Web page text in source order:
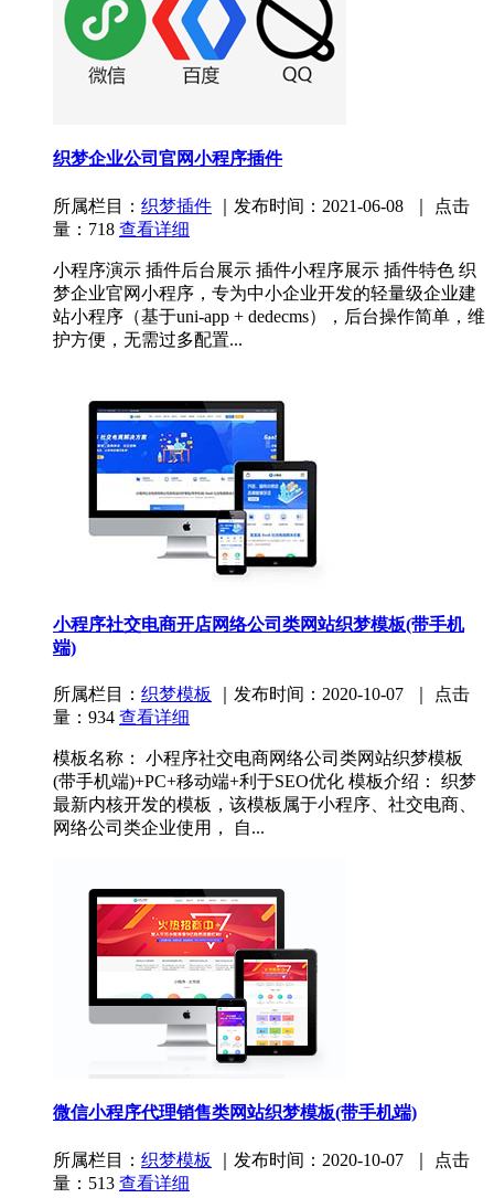
织梦企业公司官网小程序插件
所属栏目： 织梦插件 ｜发布时间：2021-06-08 ｜ 点击
量：718 查看详细
小程序演示 插件后台展示 插件小程序展示 插件特色 织
梦企业官网小程序，专为中小企业开发的轻量级企业建
站小程序（基于uni-app + dedecms），后台操作简单，维
护方便，无需过多配置...
小程序社交电商开店网络公司类网站织梦模板(带手机
端)
所属栏目： 织梦模板
｜发布时间：2020-10-07 ｜ 点击
量：934 查看详细
模板名称： 小程序社交电商网络公司类网站织梦模板
(带手机端)+PC+移动端+利于SEO优化 模板介绍： 织梦
最新内核开发的模板，该模板属于小程序、社交电商、
网络公司类企业使用， 自...
微信小程序代理销售类网站织梦模板(带手机端)
所属栏目： 织梦模板
｜发布时间：2020-10-07 ｜ 点击
量：513 查看详细